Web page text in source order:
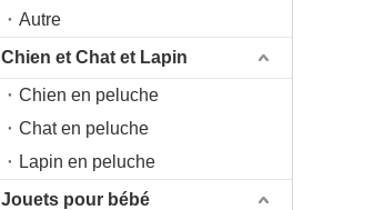
Autre
Chien et Chat et Lapin
Chien en peluche
Chat en peluche
Lapin en peluche
Jouets pour bébé